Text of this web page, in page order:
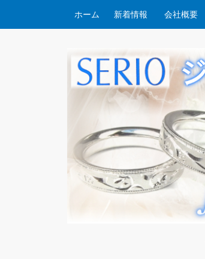
ホーム 新着情報 会社概要